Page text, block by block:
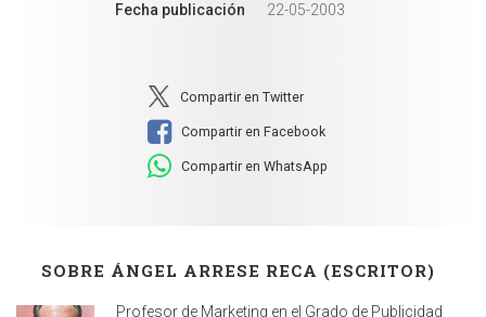
Fecha publicación
22-05-2003
Compartir en Twitter
Compartir en Facebook
Compartir en WhatsApp
SOBRE ÁNGEL ARRESE RECA (ESCRITOR)
Profesor de Marketing en el Grado de Publicidad